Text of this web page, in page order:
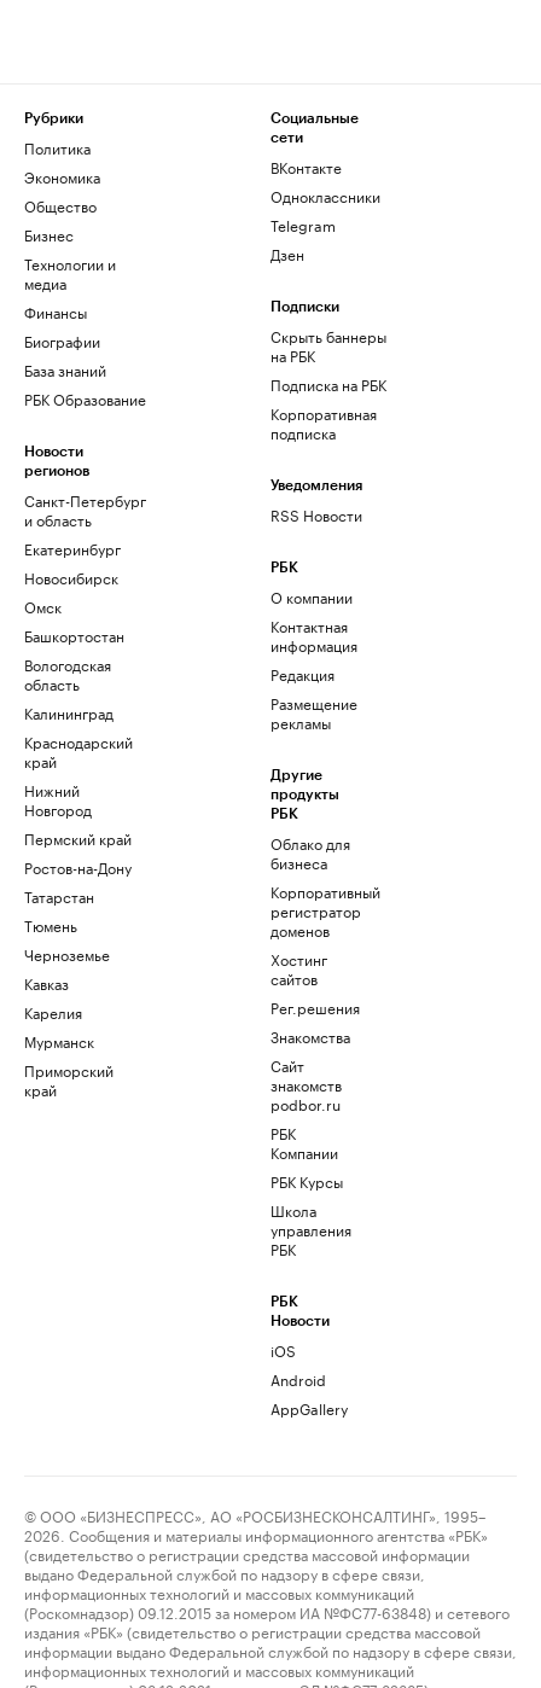
Рубрики
Политика
Экономика
Общество
Бизнес
Технологии и
медиа
Финансы
Биографии
База знаний
РБК Образование
Новости
регионов
Санкт-Петербург
и область
Екатеринбург
Новосибирск
Омск
Башкортостан
Вологодская
область
Калининград
Краснодарский
край
Нижний
Новгород
Пермский край
Ростов-на-Дону
Татарстан
Тюмень
Черноземье
Кавказ
Карелия
Мурманск
Приморский
край
Социальные
сети
ВКонтакте
Одноклассники
Telegram
Дзен
Подписки
Скрыть баннеры
на РБК
Подписка на РБК
Корпоративная
подписка
Уведомления
RSS Новости
РБК
О компании
Контактная
информация
Редакция
Размещение
рекламы
Другие
продукты
РБК
Облако для
бизнеса
Корпоративный
регистратор
доменов
Хостинг
сайтов
Рег.решения
Знакомства
Сайт
знакомств
podbor.ru
РБК
Компании
РБК Курсы
Школа
управления
РБК
РБК
Новости
iOS
Android
AppGallery
© ООО «БИЗНЕСПРЕСС», АО «РОСБИЗНЕСКОНСАЛТИНГ», 1995–
2026. Сообщения и материалы информационного агентства «РБК»
(свидетельство о регистрации средства массовой информации
выдано Федеральной службой по надзору в сфере связи,
информационных технологий и массовых коммуникаций
(Роскомнадзор) 09.12.2015 за номером ИА №ФС77-63848) и сетевого
издания «РБК» (свидетельство о регистрации средства массовой
информации выдано Федеральной службой по надзору в сфере связи,
информационных технологий и массовых коммуникаций